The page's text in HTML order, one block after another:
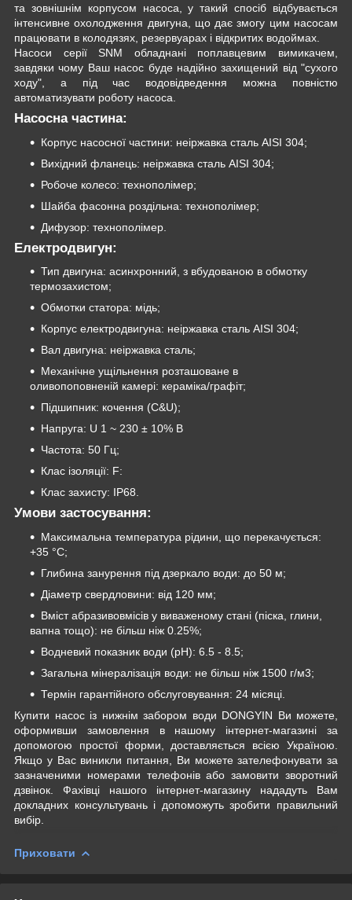
та зовнішнім корпусом насоса, у такий спосіб відбувається
інтенсивне охолодження двигуна, що дає змогу цим насосам
працювати в колодязях, резервуарах і відкритих водоймах.
Насоси серії SNM обладнані поплавцевим вимикачем,
завдяки чому Ваш насос буде надійно захищений від "сухого
ходу", а під час водовідведення можна повністю
автоматизувати роботу насоса.
Насосна частина:
Корпус насосної частини: неіржавка сталь AISI 304;
Вихідний фланець: неіржавка сталь AISI 304;
Робоче колесо: технополімер;
Шайба фасонна роздільна: технополімер;
Дифузор: технополімер.
Електродвигун:
Тип двигуна: асинхронний, з вбудованою в обмотку
термозахистом;
Обмотки статора: мідь;
Корпус електродвигуна: неіржавка сталь AISI 304;
Вал двигуна: неіржавка сталь;
Механічне ущільнення розташоване в
оливопоповненій камері: кераміка/графіт;
Підшипник: кочення (C&U);
Напруга: U 1 ~ 230 ± 10% В
Частота: 50 Гц;
Клас ізоляції: F:
Клас захисту: IP68.
Умови застосування:
Максимальна температура рідини, що перекачується:
+35 °C;
Глибина занурення під дзеркало води: до 50 м;
Діаметр свердловини: від 120 мм;
Вміст абразивовмісів у виваженому стані (піска, глини,
вапна тощо): не більш ніж 0.25%;
Водневий показник води (pH): 6.5 - 8.5;
Загальна мінералізація води: не більш ніж 1500 г/м3;
Термін гарантійного обслуговування: 24 місяці.
Купити насос із нижнім забором води DONGYIN Ви можете,
оформивши замовлення в нашому інтернет-магазині за
допомогою простої форми, доставляється всією Україною.
Якщо у Вас виникли питання, Ви можете зателефонувати за
зазначеними номерами телефонів або замовити зворотний
дзвінок. Фахівці нашого інтернет-магазину нададуть Вам
докладних консультувань і допоможуть зробити правильний
вибір.
Приховати